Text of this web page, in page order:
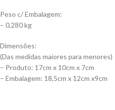
Peso c/ Embalagem:
– 0,280 kg
Dimensões:
(Das medidas maiores para menores)
– Produto: 17cm x 10cm x 7cm
– Embalagem: 18,5cm x 12cm x9cm